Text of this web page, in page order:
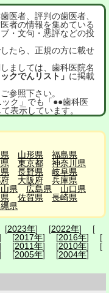
医者、評判の歯医者、
者の情報を集めている
・文句・悪評などの投
たら、正規の方に載せ
ましては、歯科医院名
ックでんリスト」 に掲載
参照下さい。
ク」でも「●●歯科医
表示しています。
山形県
福島県
東京都
神奈川県
長野県
岐阜県
大阪府
兵庫県
県 広島県
山口県
佐賀県
長崎県
県
[2023年] [2022年] [
[2017年] [2016年] [
[2011年] [2010年] [
[2005年] [2004年]